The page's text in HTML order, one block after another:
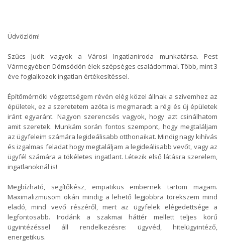
Üdvözlöm!
Szűcs Judit vagyok a Városi Ingatlaniroda munkatársa. Pest
Vármegyében Dömsödön élek szépséges családommal. Több, mint 3
éve foglalkozok ingatlan értékesítéssel.
Építőmérnöki végzettségem révén elég közel állnak a szívemhez az
épületek, ez a szeretetem azóta is megmaradt a régi és új épületek
iránt egyaránt. Nagyon szerencsés vagyok, hogy azt csinálhatom
amit szeretek. Munkám során fontos szempont, hogy megtaláljam
az ügyfeleim számára legideálisabb otthonaikat. Mindig nagy kihívás
és izgalmas feladat hogy megtaláljam a legideálisabb vevőt, vagy az
ügyfél számára a tökéletes ingatlant. Létezik első látásra szerelem,
ingatlanoknál is!
Megbízható, segítőkész, empatikus embernek tartom magam.
Maximalizmusom okán mindig a lehető legjobbra törekszem mind
eladó, mind vevő részéről, mert az ügyfelek elégedettsége a
legfontosabb. Irodánk a szakmai háttér mellett teljes körű
ügyintézéssel áll rendelkezésre: ügyvéd, hitelügyintéző,
energetikus.